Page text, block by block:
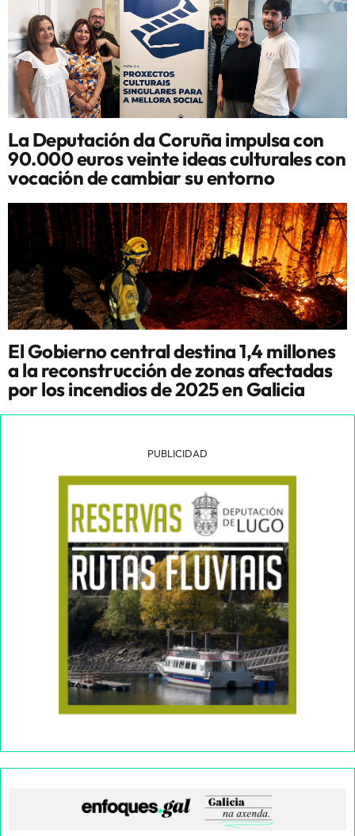
La Deputación da Coruña impulsa con
90.000 euros veinte ideas culturales con
vocación de cambiar su entorno
El Gobierno central destina 1,4 millones
a la reconstrucción de zonas afectadas
por los incendios de 2025 en Galicia
PUBLICIDAD